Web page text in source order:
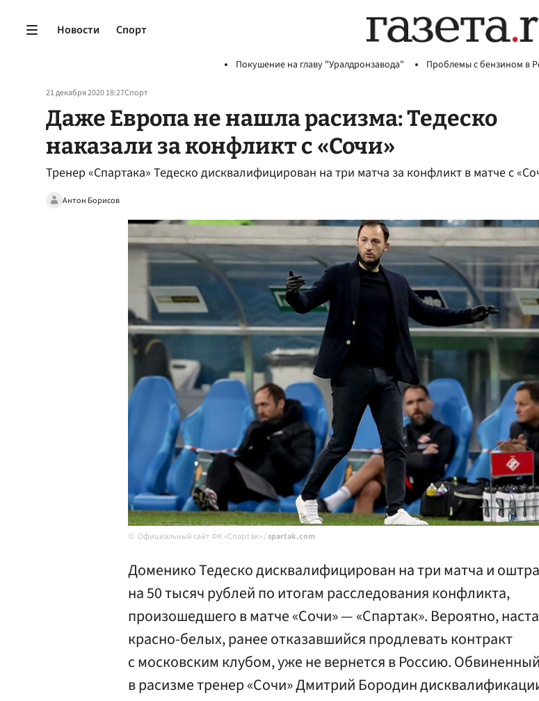
Новости Спорт
Покушение на главу "Уралдронзавода" Проблемы с бензином в
21 декабря 2020 18:27Спорт
Даже Европа не нашла расизма: Тедеско
наказали за конфликт с «Сочи»
Тренер «Спартака» Тедеско дисквалифицирован на три матча за конфликт в матче с
Антон Борисов
Официальный сайт ФК «Спартак» /spartak.com
Доменико Тедеско дисквалифицирован на три матча и
на 50 тысяч рублей по итогам расследования конфликта,
произошедшего в матче «Сочи» — «Спартак». Вероятно,
красно-белых, ранее отказавшийся продлевать контракт
с московским клубом, уже не вернется в Россию.
в расизме тренер «Сочи» Дмитрий Бородин